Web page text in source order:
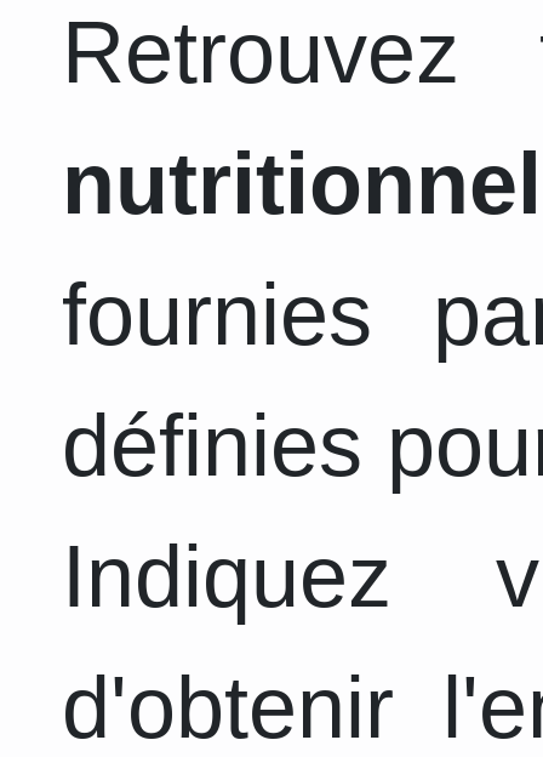
fournies
définies
Indiquez
d'obtenir